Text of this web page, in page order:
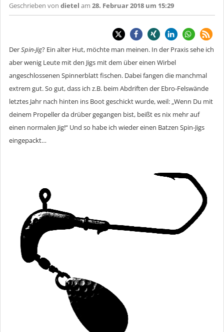
Geschrieben von dietel am 28. Februar 2018 um 15:29
DerSpin-Jig? Ein alter Hut, möchte man meinen. In der Praxis sehe ich
aber wenig Leute mit den Jigs mit dem über einen Wirbel
angeschlossenen Spinnerblatt fischen. Dabei fangen die manchmal
extrem gut. So gut, dass ich z.B. beim Abdriften der Ebro-Felswände
letztes Jahr nach hinten ins Boot geschickt wurde, weil: „Wenn Du mit
deinem Propeller da drüber gegangen bist, beißt es nix mehr auf
einen normalen Jig!“ Und so habe ich wieder einen Batzen Spin-Jigs
eingepackt…